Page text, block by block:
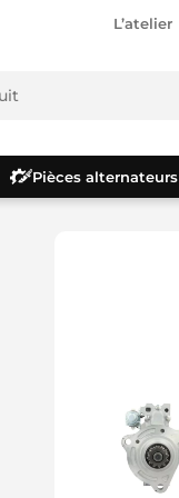
L’atelier
Pièces alternateurs